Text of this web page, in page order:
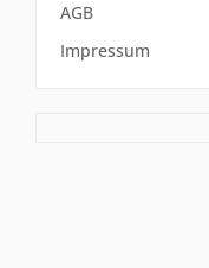
AGB
Impressum